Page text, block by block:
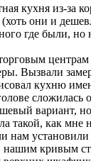
кухня из-за
они и
где были, но
Вызвали
кухню
сложилась
вариант,
такой, как мне
нам
нашим кривым